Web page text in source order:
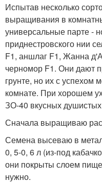
Испытав несколько
выращивания в
универсальные парте -
приднестровского нии
F1, аншлаг F1, Жанна
черномор F1. Они дают
грунте, но их с
комнате. При хорошем
ЗО-40 вкусных душистых
Сначала выращиваю
Семена высеваю в
0, 5-0, 6 л (из-под
они покрыты слоем
нужно.